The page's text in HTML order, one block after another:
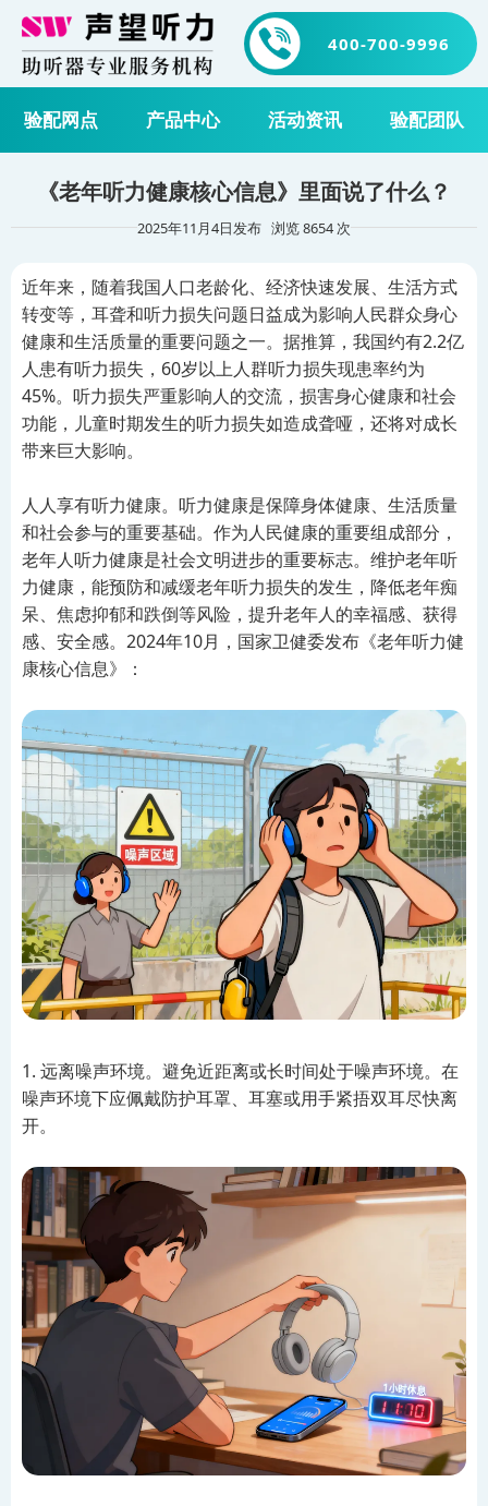
400-700-9996
验配网点 产品中心 活动资讯 验配团队
《老年听力健康核心信息》里面说了什么？
2025年11月4日发布 浏览 8654 次
近年来，随着我国人口老龄化、经济快速发展、生活方式
转变等，耳聋和听力损失问题日益成为影响人民群众身心
健康和生活质量的重要问题之一。据推算，我国约有2.2亿
人患有听力损失，60岁以上人群听力损失现患率约为
45%。听力损失严重影响人的交流，损害身心健康和社会
功能，儿童时期发生的听力损失如造成聋哑，还将对成长
带来巨大影响。
人人享有听力健康。听力健康是保障身体健康、生活质量
和社会参与的重要基础。作为人民健康的重要组成部分，
老年人听力健康是社会文明进步的重要标志。维护老年听
力健康，能预防和减缓老年听力损失的发生，降低老年痴
呆、焦虑抑郁和跌倒等风险，提升老年人的幸福感、获得
感、安全感。2024年10月，国家卫健委发布《老年听力健
康核心信息》：
1. 远离噪声环境。避免近距离或长时间处于噪声环境。在
噪声环境下应佩戴防护耳罩、耳塞或用手紧捂双耳尽快离
开。